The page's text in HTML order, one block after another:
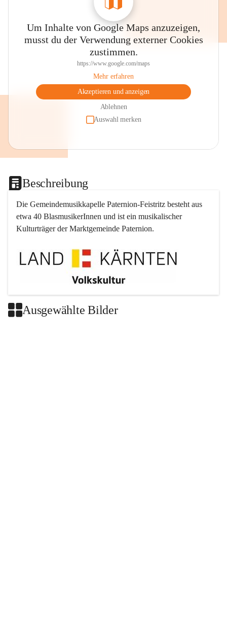
Um Inhalte von Google Maps anzuzeigen,
musst du der Verwendung externer Cookies
zustimmen.
https://www.google.com/maps
Mehr erfahren
Akzeptieren und anzeigen
Ablehnen
Auswahl merken
Beschreibung
Die Gemeindemusikkapelle Paternion-Feistritz besteht aus
etwa 40 BlasmusikerInnen und ist ein musikalischer
Kulturträger der Marktgemeinde Paternion.
Ausgewählte Bilder